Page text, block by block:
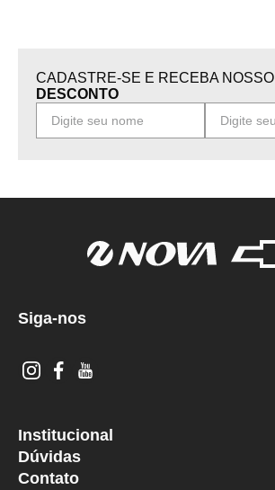
CADASTRE-SE E RECEBA NOSSO
DESCONTO
Siga-nos
Institucional
Dúvidas
Contato